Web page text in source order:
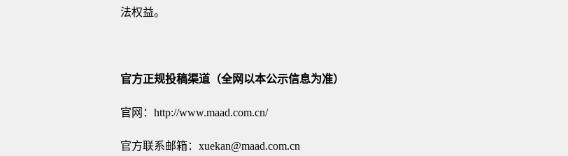
法权益。
官方正规投稿渠道（全网以本公示信息为准）
官网： http://www.maad.com.cn/
官方联系邮箱： xuekan@maad.com.cn